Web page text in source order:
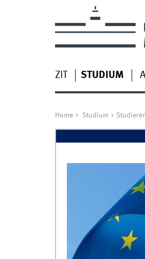
ZIT STUDIUM
Home Studium